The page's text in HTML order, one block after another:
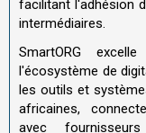
facilitant l'adhésion
intermédiaires.
SmartORG
l'écosystème de
les outils et
africaines,
avec